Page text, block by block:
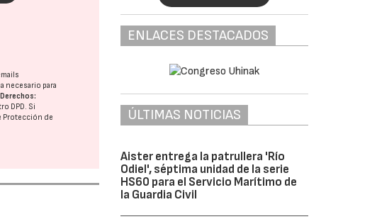
necesario para
Derechos:
DPD. Si
Protección de
ENLACES DESTACADOS
ÚLTIMAS NOTICIAS
Aister entrega la patrullera 'Río
Odiel', séptima unidad de la serie
HS60 para el Servicio Marítimo de
la Guardia Civil